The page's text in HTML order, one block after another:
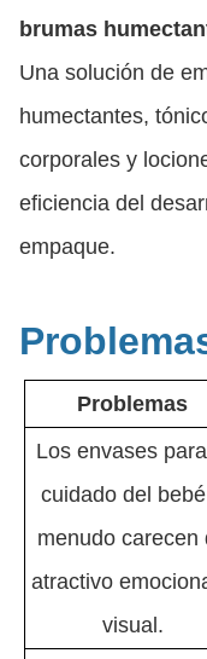
brumas
Una solución de
humectantes,
corporales y
eficiencia del
empaque.
Problemas
Los envases
cuidado del
menudo carecen
atractivo
visual.